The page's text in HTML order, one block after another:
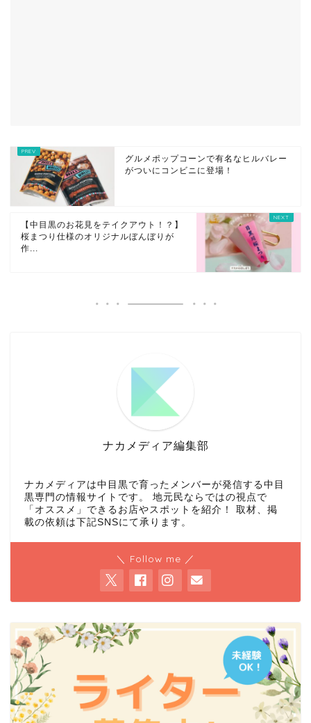
グルメポップコーンで有名なヒルバレー
がついにコンビニに登場！
【中目黒のお花見をテイクアウト！？】
桜まつり仕様のオリジナルぼんぼりが
作...
ナカメディア編集部
ナカメディアは中目黒で育ったメンバーが発信する中目
黒専門の情報サイトです。 地元民ならではの視点で
「オススメ」できるお店やスポットを紹介！ 取材、掲
載の依頼は下記SNSにて承ります。
＼ Follow me ／